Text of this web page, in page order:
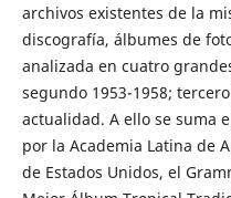
archivos existentes de la
discografía, álbumes de
analizada en cuatro
segundo 1953-1958;
actualidad. A ello se suma
por la Academia Latina de
de Estados Unidos, el